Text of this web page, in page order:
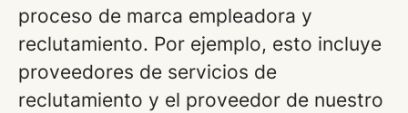
proceso de marca empleadora y
reclutamiento. Por ejemplo, esto incluye
proveedores de servicios de
reclutamiento y el proveedor de nuestro